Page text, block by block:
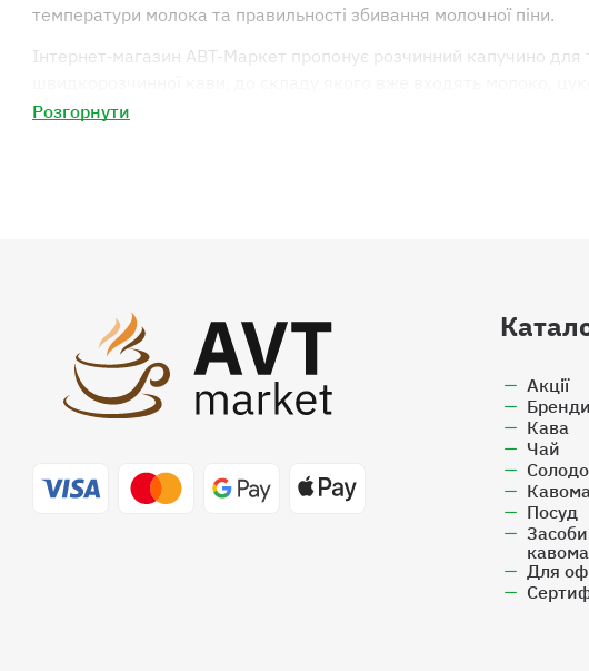
температури молока та правильності збивання молочної піни.
Інтернет-магазин АВТ-Маркет пропонує розчинний капучино для
інтернет-магазину АВТ-Маркет та слідкуйте за зростанням
Розгорнути
Акції
Бренди
Кава
Чай
Посуд
Для